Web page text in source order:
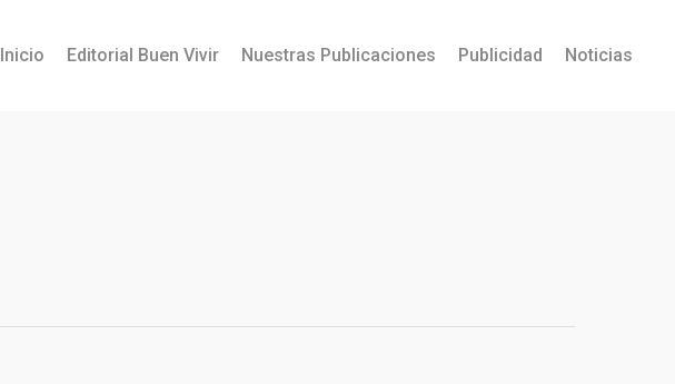
Inicio Editorial Buen Vivir Nuestras Publicaciones Publicidad Noticias